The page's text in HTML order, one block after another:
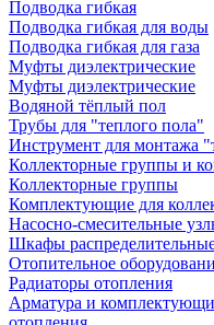
Подводка гибкая
Подводка гибкая для воды
Подводка гибкая для газа
Муфты диэлектрические
Муфты диэлектрические
Водяной тёплый пол
Трубы для "теплого пола"
Инструмент для монтажа
Коллекторные группы и
Коллекторные группы
Комплектующие для
Насосно-смесительные
Шкафы
Отопительное
Радиаторы отопления
Арматура и